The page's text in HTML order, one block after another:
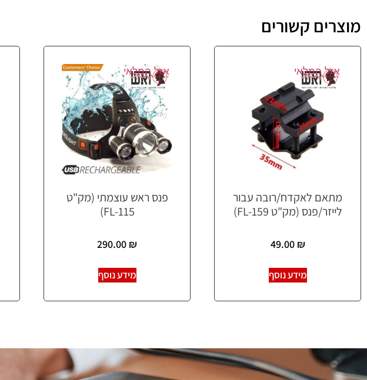
מוצרים קשורים
אזל המלאי
מתאם לאקדח/רובה עבור
לייזר/פנס (מק"ט FL-159)
49.00 ₪
מידע נוסף
אזל המלאי
פנס ראש עוצמתי (מק"ט
FL-115)
290.00 ₪
מידע נוסף